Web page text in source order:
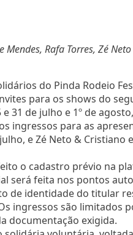
Rafa Torres, Zé
do Pinda Rodeio
para os shows do
31 de julho e 1º de
ingressos para as
e Zé Neto & Cristiano
o cadastro prévio na
será feita nos pontos
de identidade do titular
ingressos são limitados
documentação exigida.